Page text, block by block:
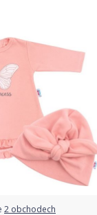
produktu
2 obchodech